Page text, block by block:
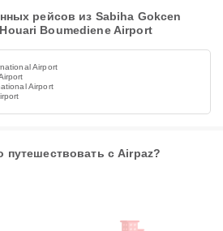
рейсов из Sabiha Gokcen
Boumediene Airport
Airport
Airport
путешествовать с Airpaz?